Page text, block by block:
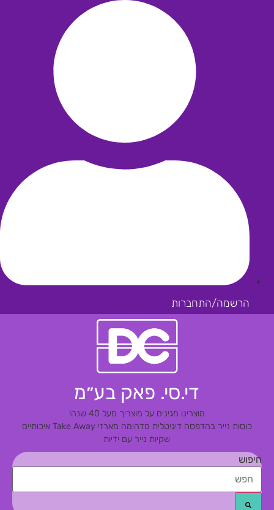
הרשמה/התחברות
די.סי. פאק בע״מ
מוצרינו מגינים על מוצריך מעל 40 שנה!
כוסות נייר בהדפסה דיגיטלית מדהימהמארזי Take Away איכותיים
שקיות נייר עם ידיות
חיפוש